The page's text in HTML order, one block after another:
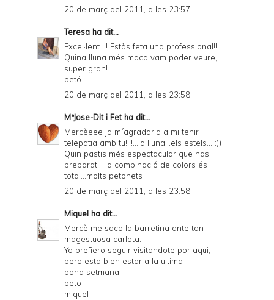
20 de març del 2011, a les 23:57
Teresa ha dit...
Excel·lent !!! Estàs feta una professional!!!
Quina lluna més maca vam poder veure,
super gran!
petó
20 de març del 2011, a les 23:58
MªJose-Dit i Fetha dit...
Mercèeee ja m´agradaria a mi tenir
telepatia amb tu!!!!...la lluna...els estels... :))
Quin pastis més espectacular que has
preparat!!! la combinació de colors és
total...molts petonets
20 de març del 2011, a les 23:58
Miquel ha dit...
Mercè me saco la barretina ante tan
magestuosa carlota.
Yo prefiero seguir visitandote por aqui,
pero esta bien estar a la ultima
bona setmana
peto
miquel